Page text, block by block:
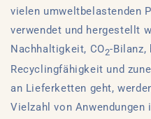
vielen umweltbelastenden
verwendet und hergestellt
Nachhaltigkeit, CO2-Bilanz,
Recyclingfähigkeit und
an Lieferketten geht,
Vielzahl von